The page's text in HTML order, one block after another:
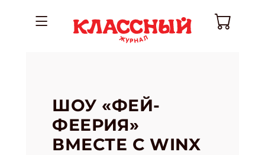
ШОУ «ФЕЙ-
ФЕЕРИЯ»
ВМЕСТЕ С WINX